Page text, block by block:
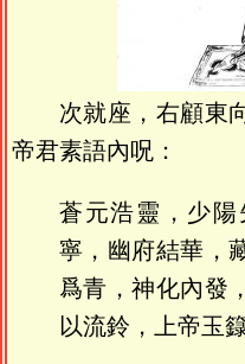
次就座，右顧東
帝君素語內呪：
蒼元浩靈，少
寧，幽府結華，
爲青，神化內發
以流鈴，上帝玉